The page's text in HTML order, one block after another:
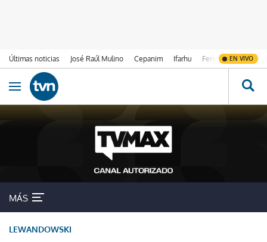
Últimas noticias José Raúl Mulino Cepanim Ifarhu Fenómeno de El
EN VIVO
Ir al contenido
Obrir navegació
MÁS
LEWANDOWSKI